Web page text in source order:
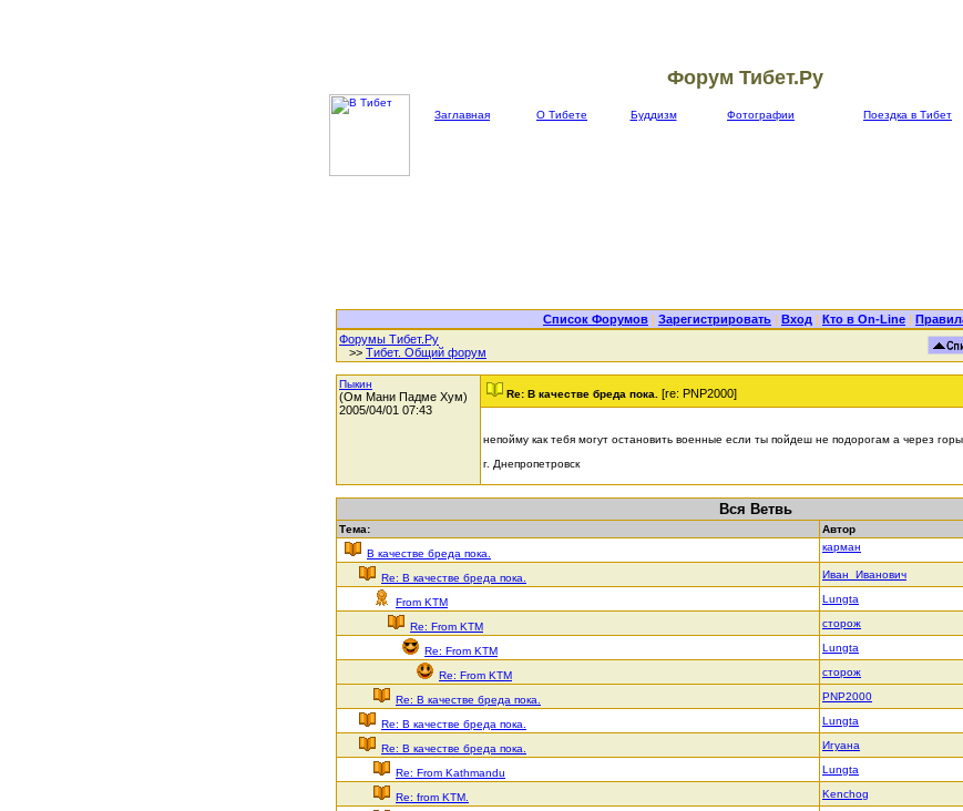
Форум Тибет.Ру
Заглавная О Тибете Буддизм Фотографии Поездка в Тибет
Список Форумов | Зарегистрировать | Вход | Кто в On-Line |
Форумы Тибет.Ру
>> Тибет. Общий форум
Пыкин
(Ом Мани Падме Хум)
2005/04/01 07:43
Re: В качестве бреда пока. [re: PNP2000]
непойму как тебя могут остановить военные если ты пойдеш не подорогам а через
г. Днепропетровск
Вся Ветвь
Тема: Автор
В качестве бреда пока.
карман
Re: В качестве бреда пока. Иван_Иванович
From KTM Lungta
Re: From KTM сторож
Re: From KTM Lungta
Re: From KTM сторож
Re: В качестве бреда пока. PNP2000
Re: В качестве бреда пока. Lungta
Re: В качестве бреда пока. Игуана
Re: From Kathmandu Lungta
Re: from KTM. Kenchog